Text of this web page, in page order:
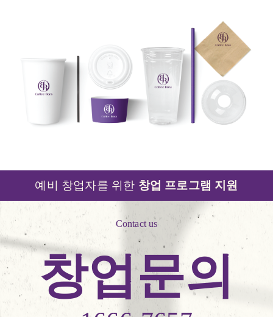
예비 창업자를 위한 창업 프로그램 지원
Contact us
창업문의